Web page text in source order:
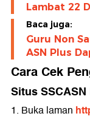
Lambat 22
Baca juga:
Guru Non
ASN Plus
Cara Cek
Situs SSCASN
1. Buka laman